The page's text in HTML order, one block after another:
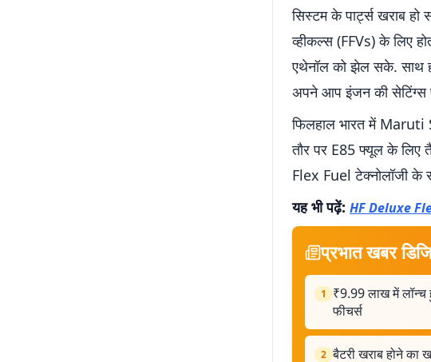
सिस्टम के पार्ट्स खराब
व्हीकल्स (FFVs) के लिए
एथेनॉल को झेल सके. साथ
अपने आप इंजन की सेटिंग्स
फिलहाल भारत में
तौर पर E85 फ्यूल के लिए
Flex Fuel टेक्नोलॉजी
यह भी पढ़ें: HF Deluxe
प्रभात खबर
1
₹9.99 लाख में
फीचर्स
2 बैटरी खराब होने का